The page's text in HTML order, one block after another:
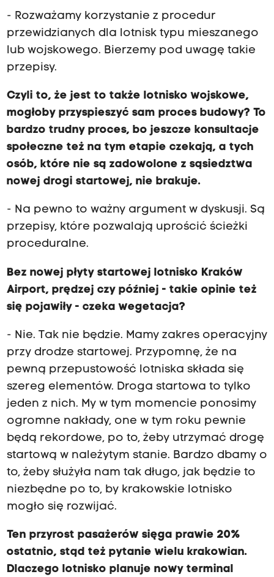
- Rozważamy korzystanie z procedur
przewidzianych dla lotnisk typu mieszanego
lub wojskowego. Bierzemy pod uwagę takie
przepisy.
Czyli to, że jest to także lotnisko wojskowe,
mogłoby przyspieszyć sam proces budowy? To
bardzo trudny proces, bo jeszcze konsultacje
społeczne też na tym etapie czekają, a tych
osób, które nie są zadowolone z sąsiedztwa
nowej drogi startowej, nie brakuje.
- Na pewno to ważny argument w dyskusji. Są
przepisy, które pozwalają uprościć ścieżki
proceduralne.
Bez nowej płyty startowej lotnisko Kraków
Airport, prędzej czy później - takie opinie też
się pojawiły - czeka wegetacja?
- Nie. Tak nie będzie. Mamy zakres operacyjny
przy drodze startowej. Przypomnę, że na
pewną przepustowość lotniska składa się
szereg elementów. Droga startowa to tylko
jeden z nich. My w tym momencie ponosimy
ogromne nakłady, one w tym roku pewnie
będą rekordowe, po to, żeby utrzymać drogę
startową w należytym stanie. Bardzo dbamy o
to, żeby służyła nam tak długo, jak będzie to
niezbędne po to, by krakowskie lotnisko
mogło się rozwijać.
Ten przyrost pasażerów sięga prawie 20%
ostatnio, stąd też pytanie wielu krakowian.
Dlaczego lotnisko planuje nowy terminal